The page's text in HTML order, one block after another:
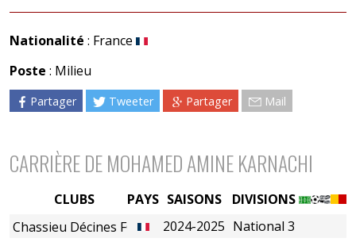
Nationalité : France
Poste : Milieu
Partager Tweeter Partager Mail
CARRIÈRE DE MOHAMED AMINE KARNACHI
PAYS SAISONS
DIVISIONS
2024-2025 National 3
CLUBS
Chassieu Décines FC